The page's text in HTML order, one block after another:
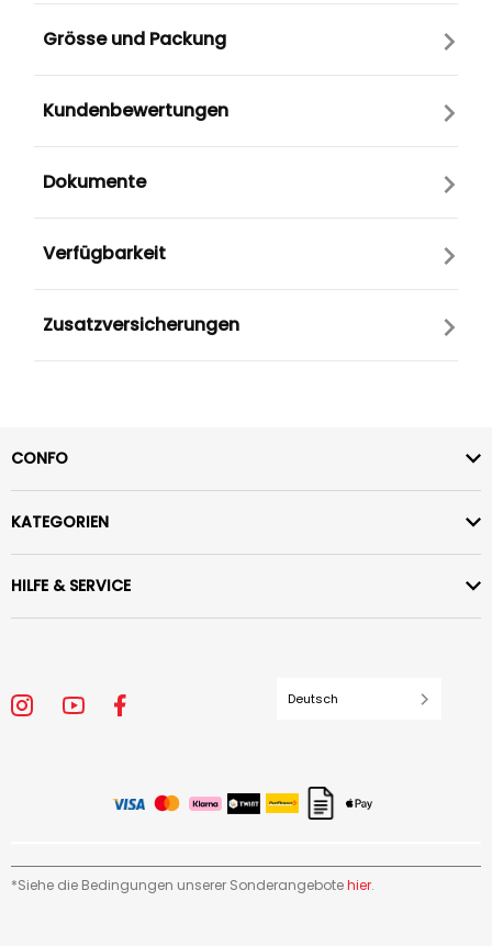
Grösse und Packung
Kundenbewertungen
Dokumente
Verfügbarkeit
Zusatzversicherungen
CONFO
KATEGORIEN
HILFE & SERVICE
Deutsch
*Siehe die Bedingungen unserer Sonderangebotehier.